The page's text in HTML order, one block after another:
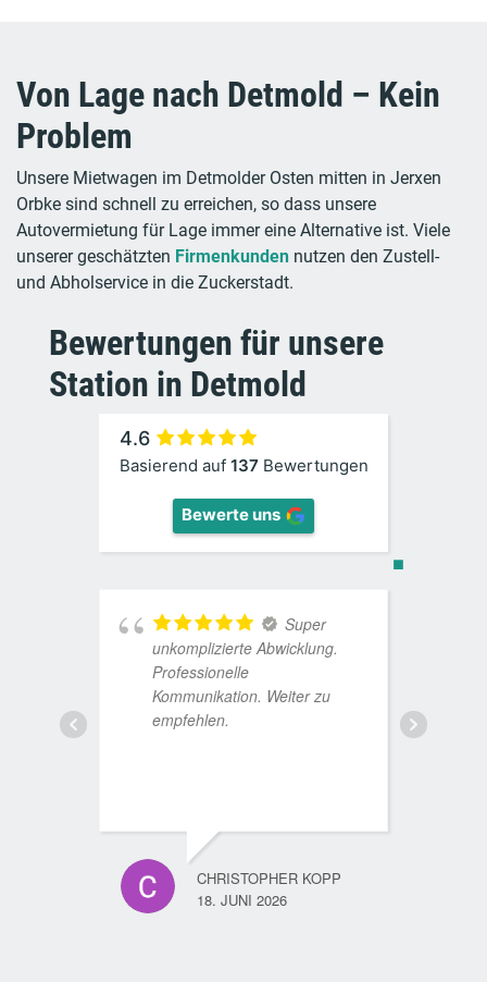
Von Lage nach Detmold – Kein
Problem
Unsere Mietwagen im Detmolder Osten mitten in Jerxen
Orbke sind schnell zu erreichen, so dass unsere
Autovermietung für Lage immer eine Alternative ist. Viele
unserer geschätzten Firmenkunden nutzen den Zustell-
und Abholservice in die Zuckerstadt.
Bewertungen für unsere
Station in Detmold
4.6
Basierend auf 137 Bewertungen
Bewerte uns
Super
unkomplizierte Abwicklung.
Professionelle
Kommunikation. Weiter zu
empfehlen.
CHRISTOPHER KOPP
18. JUNI 2026